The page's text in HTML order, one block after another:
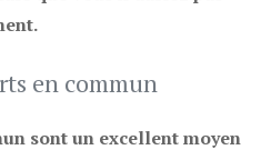
en commun
sont un excellent moyen